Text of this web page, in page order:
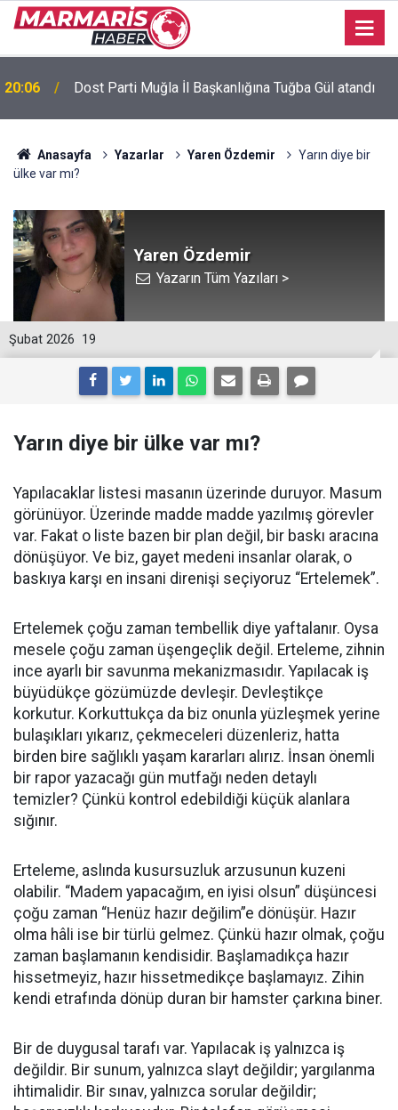
16:51
Bursaspor’da 2026-2027 sezonu forma numaraları
açıklandı
Anasayfa Yazarlar Yaren Özdemir
Yarın diye bir
ülke var mı?
Yaren Özdemir
Yazarın Tüm Yazıları >
19
Şubat 2026
Yarın diye bir ülke var mı?
Yapılacaklar listesi masanın üzerinde duruyor. Masum
görünüyor. Üzerinde madde madde yazılmış görevler
var. Fakat o liste bazen bir plan değil, bir baskı aracına
dönüşüyor. Ve biz, gayet medeni insanlar olarak, o
baskıya karşı en insani direnişi seçiyoruz “Ertelemek”.
Ertelemek çoğu zaman tembellik diye yaftalanır. Oysa
mesele çoğu zaman üşengeçlik değil. Erteleme, zihnin
ince ayarlı bir savunma mekanizmasıdır. Yapılacak iş
büyüdükçe gözümüzde devleşir. Devleştikçe
korkutur. Korkuttukça da biz onunla yüzleşmek yerine
bulaşıkları yıkarız, çekmeceleri düzenleriz, hatta
birden bire sağlıklı yaşam kararları alırız. İnsan önemli
bir rapor yazacağı gün mutfağı neden detaylı
temizler? Çünkü kontrol edebildiği küçük alanlara
sığınır.
Erteleme, aslında kusursuzluk arzusunun kuzeni
olabilir. “Madem yapacağım, en iyisi olsun” düşüncesi
çoğu zaman “Henüz hazır değilim”e dönüşür. Hazır
olma hâli ise bir türlü gelmez. Çünkü hazır olmak, çoğu
zaman başlamanın kendisidir. Başlamadıkça hazır
hissetmeyiz, hazır hissetmedikçe başlamayız. Zihin
kendi etrafında dönüp duran bir hamster çarkına biner.
Bir de duygusal tarafı var. Yapılacak iş yalnızca iş
değildir. Bir sunum, yalnızca slayt değildir; yargılanma
ihtimalidir. Bir sınav, yalnızca sorular değildir;